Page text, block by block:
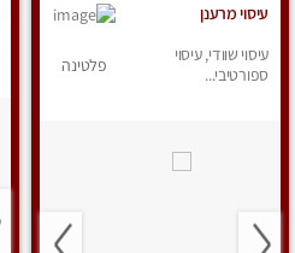
עיסוי מרענן
עיסוי שוודי, עיסוי
ספורטיבי...
פלטינה